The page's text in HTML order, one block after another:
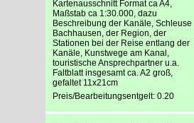
Kartenausschnitt Format ca A4,
Maßstab ca 1:30.000, dazu
Beschreibung der Kanäle, Schleuse
Bachhausen, der Region, der
Stationen bei der Reise entlang der
Kanäle, Kunstwege am Kanal,
touristische Ansprechpartner u.a.
Faltblatt insgesamt ca. A2 groß,
gefaltet 11x21cm
Preis/Bearbeitungsentgelt: 0.20